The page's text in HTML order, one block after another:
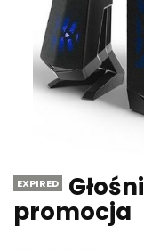
EXPIRED
promocja